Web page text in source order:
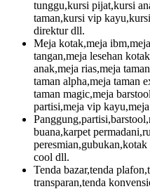
tunggu,kursi pijat,kursi
taman,kursi vip
direktur dll.
Meja kotak,meja
tangan,meja lesehan
anak,meja rias,meja
taman alpha,meja taman
taman magic,meja
partisi,meja vip
buana,karpet
cool dll.
Tenda bazar,tenda
transparan,tenda